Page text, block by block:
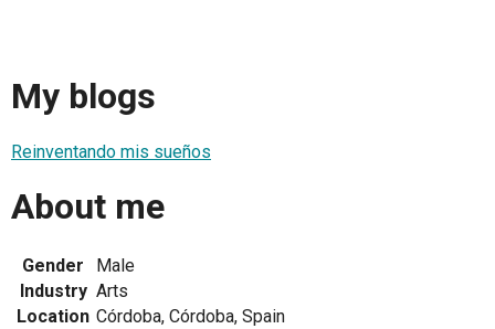
My blogs
Reinventando mis sueños
About me
Gender
Male
Industry Arts
Location Córdoba, Córdoba, Spain